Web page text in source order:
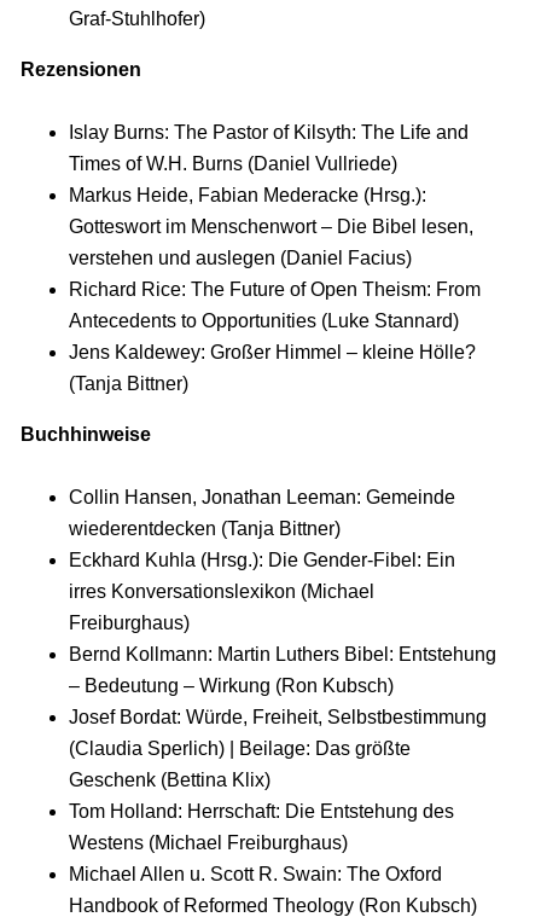
Graf-Stuhlhofer)
Rezensionen
Islay Burns: The Pastor of Kilsyth: The Life and
Times of W.H. Burns (Daniel Vullriede)
Markus Heide, Fabian Mederacke (Hrsg.):
Gotteswort im Menschenwort – Die Bibel lesen,
verstehen und auslegen (Daniel Facius)
Richard Rice: The Future of Open Theism: From
Antecedents to Opportunities (Luke Stannard)
Jens Kaldewey: Großer Himmel – kleine Hölle?
(Tanja Bittner)
Buchhinweise
Collin Hansen, Jonathan Leeman: Gemeinde
wiederentdecken (Tanja Bittner)
Eckhard Kuhla (Hrsg.): Die Gender-Fibel: Ein
irres Konversationslexikon (Michael
Freiburghaus)
Bernd Kollmann: Martin Luthers Bibel: Entstehung
– Bedeutung – Wirkung (Ron Kubsch)
Josef Bordat: Würde, Freiheit, Selbstbestimmung
(Claudia Sperlich) | Beilage: Das größte
Geschenk (Bettina Klix)
Tom Holland: Herrschaft: Die Entstehung des
Westens (Michael Freiburghaus)
Michael Allen u. Scott R. Swain: The Oxford
Handbook of Reformed Theology (Ron Kubsch)